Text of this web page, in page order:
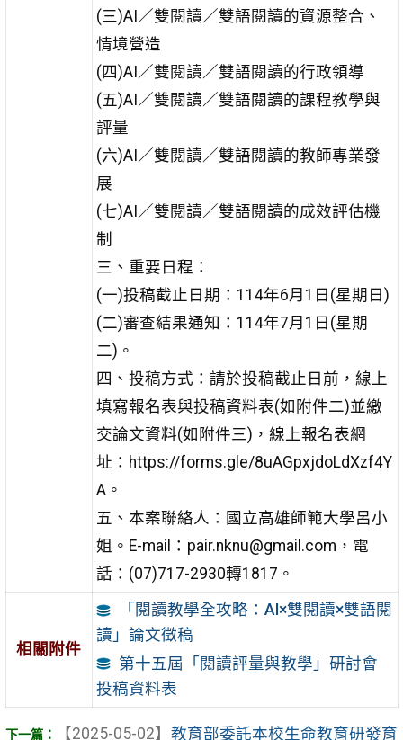
(三)AI／雙閱讀／雙語閱讀的資源整合、
情境營造
(四)AI／雙閱讀／雙語閱讀的行政領導
(五)AI／雙閱讀／雙語閱讀的課程教學與
評量
(六)AI／雙閱讀／雙語閱讀的教師專業發
展
(七)AI／雙閱讀／雙語閱讀的成效評估機
制
三、重要日程：
(一)投稿截止日期：114年6月1日(星期日)
(二)審查結果通知：114年7月1日(星期
二)。
四、投稿方式：請於投稿截止日前，線上
填寫報名表與投稿資料表(如附件二)並繳
交論文資料(如附件三)，線上報名表網
址：https://forms.gle/8uAGpxjdoLdXzf4Y
A。
五、本案聯絡人：國立高雄師範大學呂小
姐。E-mail：pair.nknu@gmail.com，電
話：(07)717-2930轉1817。
相關附件
「閱讀教學全攻略：AI×雙閱讀×雙語閱
讀」論文徵稿
第十五屆「閱讀評量與教學」研討會
投稿資料表
【2025-05-02】 教育部委託本校生命教育研發育